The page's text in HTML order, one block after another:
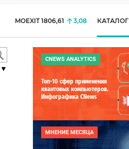
MOEXIT 1806,61 3,08 КАТАЛОГ
CNEWS ANALYTICS
Топ-10 сфер применения
квантовых компьютеров.
Инфографика CNews
МНЕНИЕ МЕСЯЦА